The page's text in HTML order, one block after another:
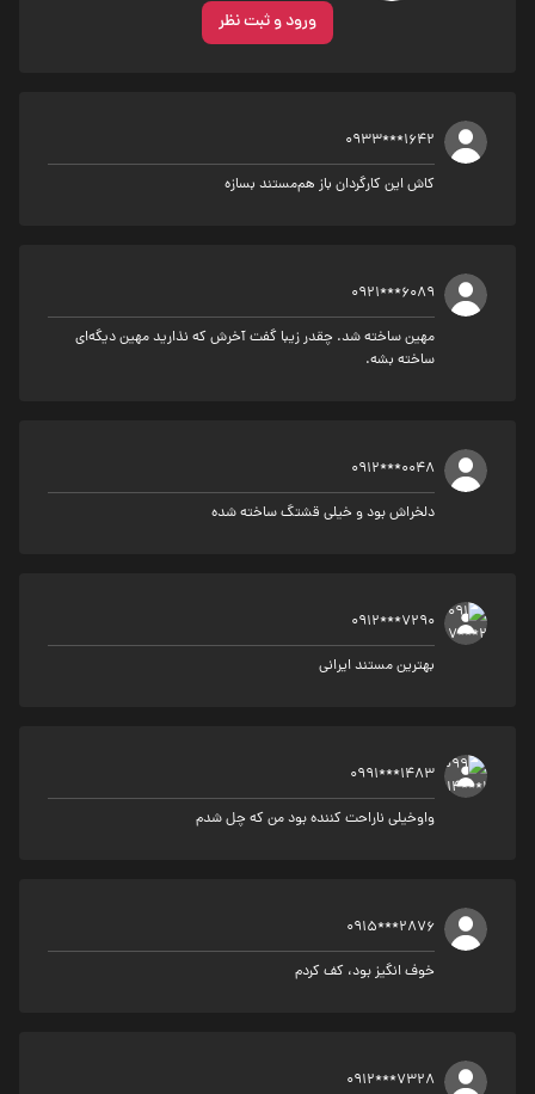
ورود و ثبت نظر
0933***1642
کاش این کارگردان باز هم‌مستند بسازه
0921***6089
مهین ساخته شد. چقدر زیبا گفت آخرش که نذارید مهین دیگه‌ای
ساخته بشه.
0912***0048
دلخراش بود و خیلی قشتگ ساخته شده
0912***7290
بهترین مستند ایرانی
0991***1483
واوخیلی ناراحت کننده بود من که چل شدم
0915***2876
خوف انگیز بود، کف کردم
0912***7328